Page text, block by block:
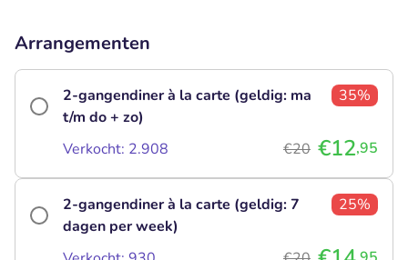
Arrangementen
2-gangendiner à la carte (geldig: ma
t/m do + zo)
35%
Verkocht: 2.908 €20 €12,95
2-gangendiner à la carte (geldig: 7
dagen per week)
25%